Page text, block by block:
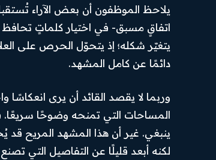
News
Hub
SUBSCRIBE
الرئيسية
أهم الأخبار
أخبار العرب
يلاحظ الموظفون أن بعض الآراء
اتفاقٍ مسبق- في اختيار كلماتٍ تحافظ
يتغيّر شكله؛ إذ يتحوّل الحرص على
دائمًا عن كامل المشهد.
وربما لا يقصد القائد أن يرى
المساحات التي تمنحه وضوحًا سريعًا.
ينبغي. غير أن هذا المشهد المريح قد
لكنه أبعد قليلًا عن التفاصيل التي